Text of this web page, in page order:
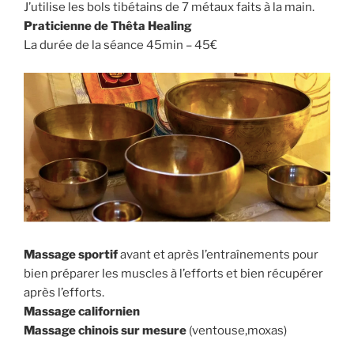
J’utilise les bols tibétains de 7 métaux faits à la main.
Praticienne de Thêta Healing
La durée de la séance 45min – 45€
Massage sportifavant et après l’entraînements pour
bien préparer les muscles à l’efforts et bien récupérer
après l’efforts.
Massage californien
Massage chinois sur mesure (ventouse,moxas)